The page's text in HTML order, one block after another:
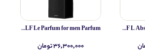
Yves Saint Laurent MYSLF L Absolu for men PARFUM
Yves Saint Laurent MYSLF Le Parfum for men Parfum
۳۶,۳۰۰,۰۰۰ تومان